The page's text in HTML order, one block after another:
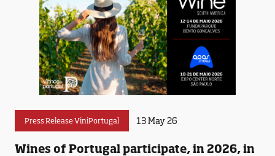
Press Release ViniPortugal 13 May 26
Wines of Portugal participate, in 2026, in